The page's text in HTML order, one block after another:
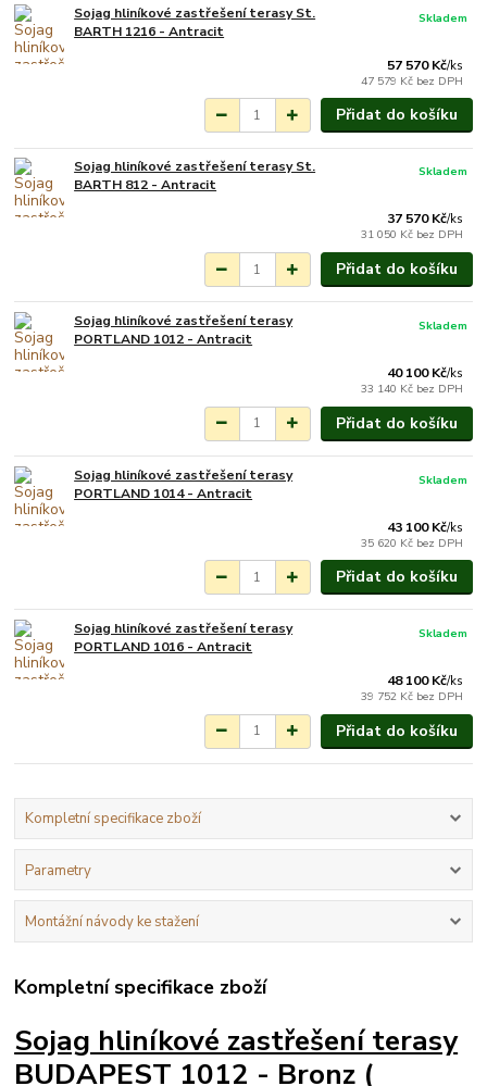
Sojag hliníkové zastřešení terasy St.
BARTH 1216 - Antracit
57 570 Kč/ks
47 579 Kč bez DPH
Skladem
Přidat do košíku
Sojag hliníkové zastřešení terasy St.
BARTH 812 - Antracit
37 570 Kč/ks
31 050 Kč bez DPH
Skladem
Přidat do košíku
Sojag hliníkové zastřešení terasy
PORTLAND 1012 - Antracit
40 100 Kč/ks
33 140 Kč bez DPH
Skladem
Přidat do košíku
Sojag hliníkové zastřešení terasy
PORTLAND 1014 - Antracit
43 100 Kč/ks
35 620 Kč bez DPH
Skladem
Přidat do košíku
Sojag hliníkové zastřešení terasy
PORTLAND 1016 - Antracit
48 100 Kč/ks
39 752 Kč bez DPH
Skladem
Přidat do košíku
Kompletní specifikace zboží
Parametry
Montážní návody ke stažení
Kompletní specifikace zboží
Sojag hliníkové zastřešení terasy
BUDAPEST 1012 - Bronz (